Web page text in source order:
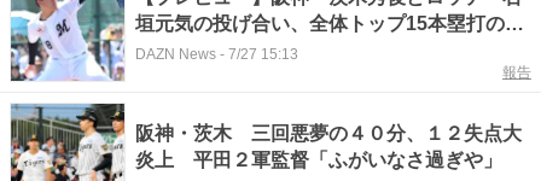
垣元気の投げ合い、全体トップ15本塁打の日
本ハム・エドポロ・ケインやDeNAドラ1・小
田康一郎らに注目｜フレッシュオールスター
DAZN News - 7/27 15:13
報告
阪神・茨木 三回悪夢の４０分、１２失点大
炎上 平田２軍監督「ふがいなさ過ぎや」